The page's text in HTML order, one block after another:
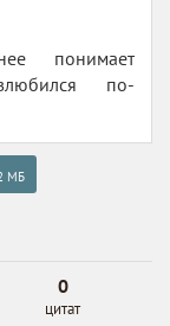
понимает
по-
МБ
0
цитат